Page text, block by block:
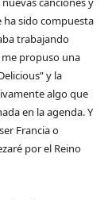
ha sido compuesta
trabajando
propuso una
y la
algo que
en la agenda. Y
Francia o
por el Reino